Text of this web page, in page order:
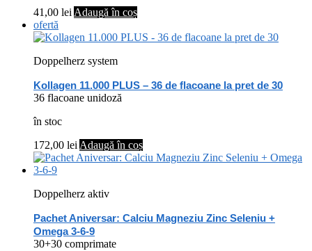
41,00 lei Adaugă în coș
ofertă
Doppelherz system
Kollagen 11.000 PLUS – 36 de flacoane la pret de 30
36 flacoane unidoză
în stoc
172,00 lei Adaugă în coș
Doppelherz aktiv
Pachet Aniversar: Calciu Magneziu Zinc Seleniu +
Omega 3-6-9
30+30 comprimate